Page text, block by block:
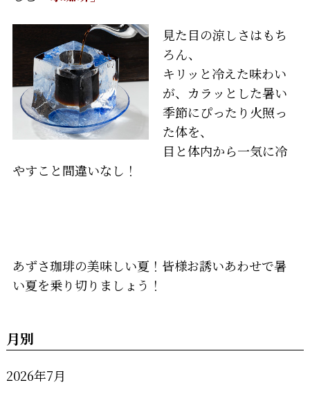
見た目の涼しさはもち
ろん、
キリッと冷えた味わい
が、カラッとした暑い
季節にぴったり火照っ
た体を、
目と体内から一気に冷
やすこと間違いなし！
あずさ珈琲の美味しい夏！皆様お誘いあわせで暑
い夏を乗り切りましょう！
月別
2026年7月